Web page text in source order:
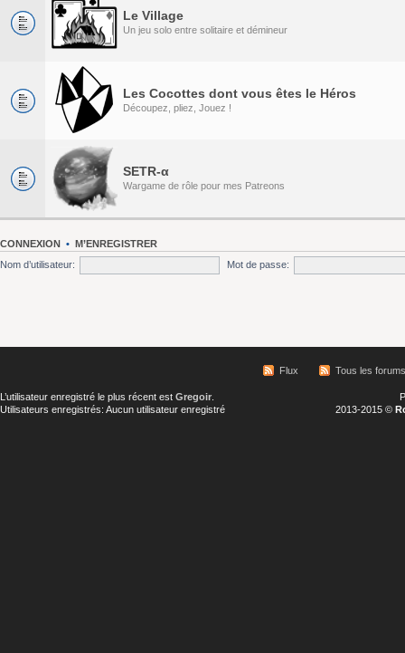
Le Village
Un jeu solo entre solitaire et démineur
Les Cocottes dont vous êtes le Héros
Découpez, pliez, Jouez !
SETR-α
Wargame de rôle pour mes Patreons
CONNEXION • M’ENREGISTRER
Nom d’utilisateur:
Mot de passe:
Flux Tous les forums
L’utilisateur enregistré le plus récent est Gregoir
Utilisateurs enregistrés: Aucun utilisateur enregistré
2013-2015 ©